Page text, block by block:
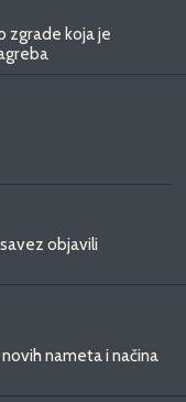
zgrade koja je
objavili
nameta i načina